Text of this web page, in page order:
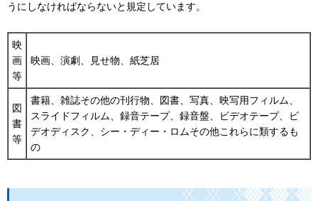
うにしなければならないと規定しています。
映
画
等
映画、演劇、見せ物、紙芝居
図
書
等
書籍、雑誌その他の刊行物、図書、写真、映写用フィルム、
スライドフィルム、録音テープ、録音盤、ビデオテープ、ビ
デオディスク、シー・ディー・ロムその他これらに類するも
の